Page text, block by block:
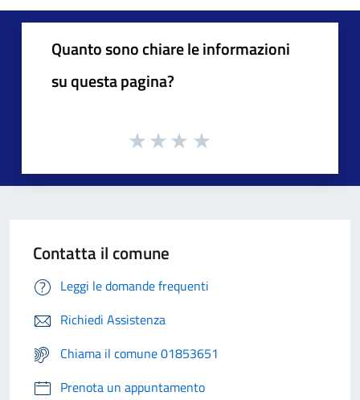
Quanto sono chiare le informazioni
su questa pagina?
Contatta il comune
Leggi le domande frequenti
Richiedi Assistenza
Chiama il comune 01853651
Prenota un appuntamento